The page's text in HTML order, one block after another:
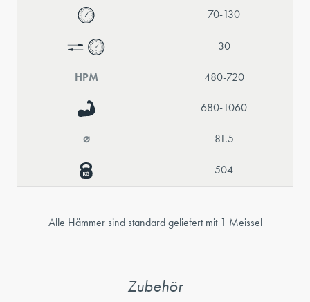
70-130
30
HPM 480-720
680-1060
⌀ 81.5
504
Alle Hämmer sind standard geliefert mit 1 Meissel
Zubehör